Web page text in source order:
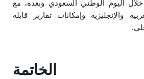
اليوم الوطني السعودي وبعده، مع
والإنجليزية وإمكانات تقارير قابلة
الخاتمة